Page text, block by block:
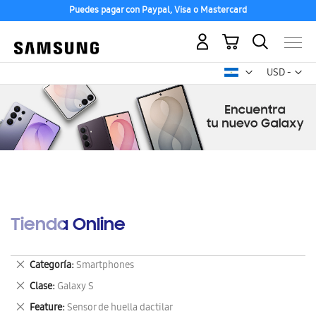
Puedes pagar con Paypal, Visa o Mastercard
USD -
dólar
Mi carrito
Tienda Online
Categoría Smartphones
Eliminar
este
artículo
Clase Galaxy S
Eliminar
este
artículo
Feature Sensor de huella dactilar
Eliminar